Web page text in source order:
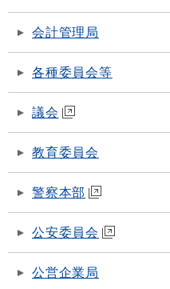
会計管理局
各種委員会等
議会
教育委員会
警察本部
公安委員会
公営企業局